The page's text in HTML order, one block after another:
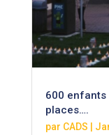
600 enfants
places….
par CADS